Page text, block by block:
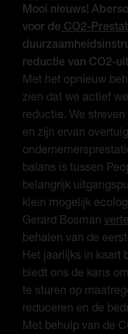
Mooi nieuws!
voor de CO2-
reductie van CO2-
Met het opnieuw
zien dat we actief
reductie. We
en zijn ervan
balans is tussen
belangrijk
klein mogelijk
Gerard Bosman
behalen van de
Het jaarlijks in kaart
biedt ons de kans
te sturen op
reduceren en de
Met behulp van de